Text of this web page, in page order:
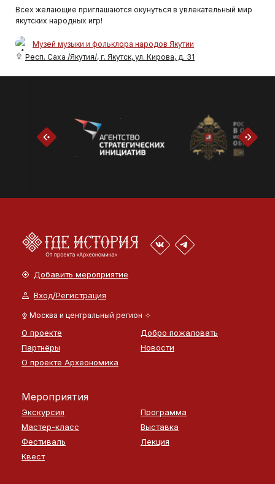
Всех желающие приглашаются окунуться в увлекательный мир
якутских народных игр!
Музей музыки и фольклора народов Якутии
Респ. Саха /Якутия/, г. Якутск, ул. Кирова, д. 31
Добавить мероприятие
Вход/Регистрация
Москва и центральный регион
О проекте
Добро пожаловать
Партнёры
Новости
О проекте Археономика
Мероприятия
Экскурсия
Программа
Мастер-класс
Выставка
Фестиваль
Лекция
Квест